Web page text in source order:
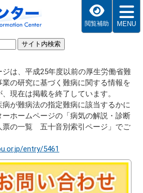
閲覧補助 MENU
は、平成25年度以前の厚生労働省難
の研究に基づく難病に関する情報を
現在は掲載を終了しています。
が難病法の指定難病に該当するかに
ホームページの「病気の解説・診断
票の一覧 五十音別索引ページ」でご
entry/5461